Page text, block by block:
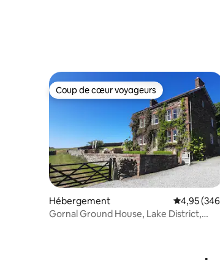
Coup de cœur voyageurs
Coup de cœur voyageurs
Hébergement Évaluation
4,95
Gornal Ground House, Lake District,